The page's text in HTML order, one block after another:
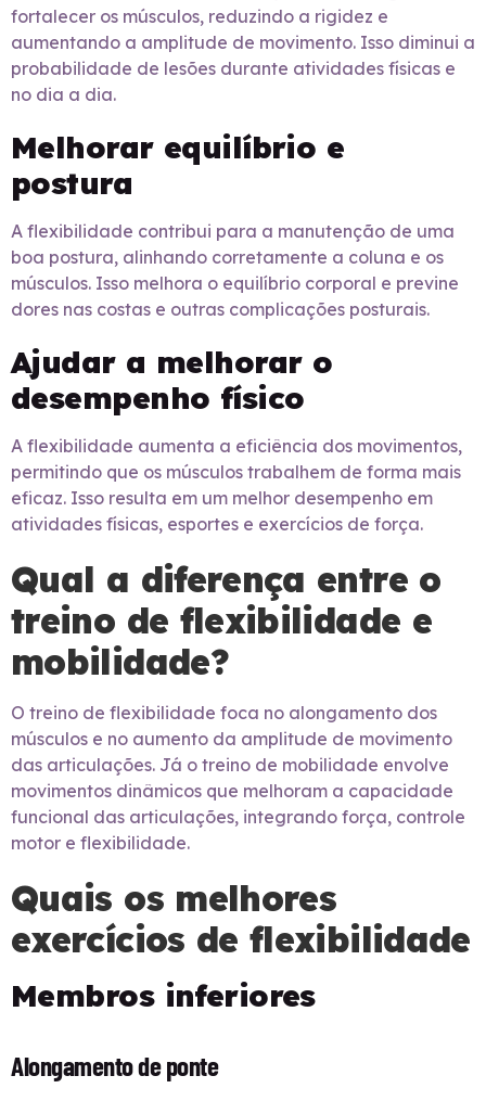
fortalecer os músculos, reduzindo a rigidez e
aumentando a amplitude de movimento. Isso diminui a
probabilidade de lesões durante atividades físicas e
no dia a dia.
Melhorar equilíbrio e
postura
A flexibilidade contribui para a manutenção de uma
boa postura, alinhando corretamente a coluna e os
músculos. Isso melhora o equilíbrio corporal e previne
dores nas costas e outras complicações posturais.
Ajudar a melhorar o
desempenho físico
A flexibilidade aumenta a eficiência dos movimentos,
permitindo que os músculos trabalhem de forma mais
eficaz. Isso resulta em um melhor desempenho em
atividades físicas, esportes e exercícios de força.
Qual a diferença entre o
treino de flexibilidade e
mobilidade?
O treino de flexibilidade foca no alongamento dos
músculos e no aumento da amplitude de movimento
das articulações. Já o treino de mobilidade envolve
movimentos dinâmicos que melhoram a capacidade
funcional das articulações, integrando força, controle
motor e flexibilidade.
Quais os melhores
exercícios de flexibilidade
Membros inferiores
Alongamento de ponte